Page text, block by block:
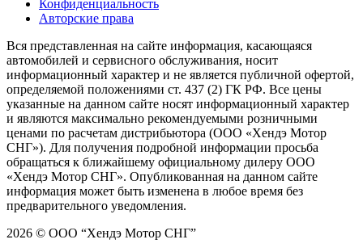
Конфиденциальность
Авторские права
Вся представленная на сайте информация, касающаяся
автомобилей и сервисного обслуживания, носит
информационный характер и не является публичной офертой,
определяемой положениями ст. 437 (2) ГК РФ. Все цены
указанные на данном сайте носят информационный характер
и являются максимально рекомендуемыми розничными
ценами по расчетам дистрибьютора (ООО «Хендэ Мотор
СНГ»). Для получения подробной информации просьба
обращаться к ближайшему официальному дилеру ООО
«Хендэ Мотор СНГ». Опубликованная на данном сайте
информация может быть изменена в любое время без
предварительного уведомления.
2026 © ООО “Хендэ Мотор СНГ”